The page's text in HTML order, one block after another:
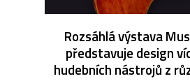
Rozsáhlá výstava
představuje design
hudebních nástrojů z